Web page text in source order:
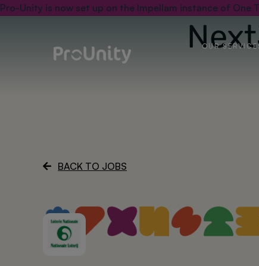
Pro-Unity is now set up on the Impellam instance of
OUR
BACK TO JOBS